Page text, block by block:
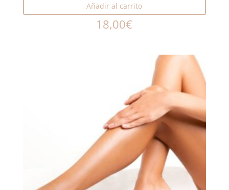
Añadir al carrito
18,00€